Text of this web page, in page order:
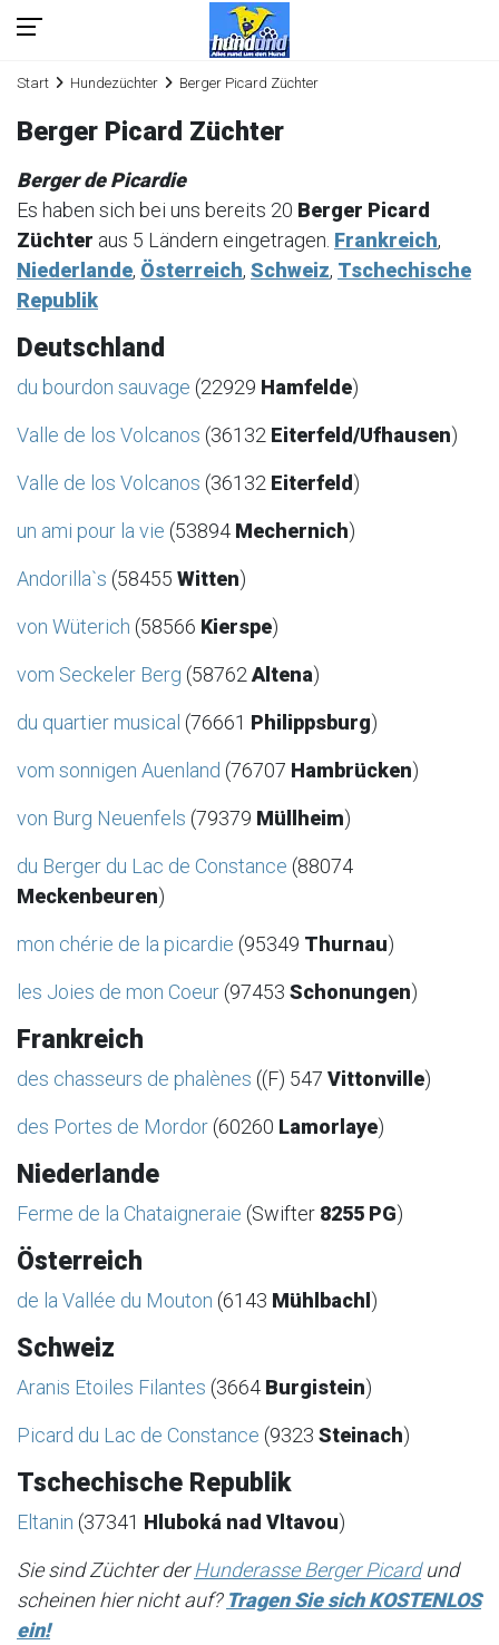
Start Hundezüchter Berger Picard Züchter
Berger Picard Züchter
Berger de Picardie
Es haben sich bei uns bereits 20 Berger Picard
Züchter aus 5 Ländern eingetragen. Frankreich,
Niederlande, Österreich, Schweiz, Tschechische
Republik
Deutschland
du bourdon sauvage (22929 Hamfelde)
Valle de los Volcanos (36132 Eiterfeld/Ufhausen)
Valle de los Volcanos (36132 Eiterfeld )
un ami pour la vie (53894 Mechernich)
Andorilla`s (58455 Witten)
von Wüterich (58566 Kierspe)
vom Seckeler Berg (58762 Altena)
du quartier musical (76661 Philippsburg)
vom sonnigen Auenland (76707 Hambrücken)
von Burg Neuenfels (79379 Müllheim)
du Berger du Lac de Constance (88074
Meckenbeuren)
mon chérie de la picardie (95349 Thurnau)
les Joies de mon Coeur (97453 Schonungen)
Frankreich
des chasseurs de phalènes ((F) 547 Vittonville)
des Portes de Mordor (60260 Lamorlaye)
Niederlande
Ferme de la Chataigneraie (Swifter 8255 PG)
Österreich
de la Vallée du Mouton (6143 Mühlbachl )
Schweiz
Aranis Etoiles Filantes (3664 Burgistein)
Picard du Lac de Constance (9323 Steinach)
Tschechische Republik
Eltanin (37341 Hluboká nad Vltavou)
Sie sind Züchter derHunderasse Berger Picardund
scheinen hier nicht auf? Tragen Sie sich KOSTENLOS
ein!